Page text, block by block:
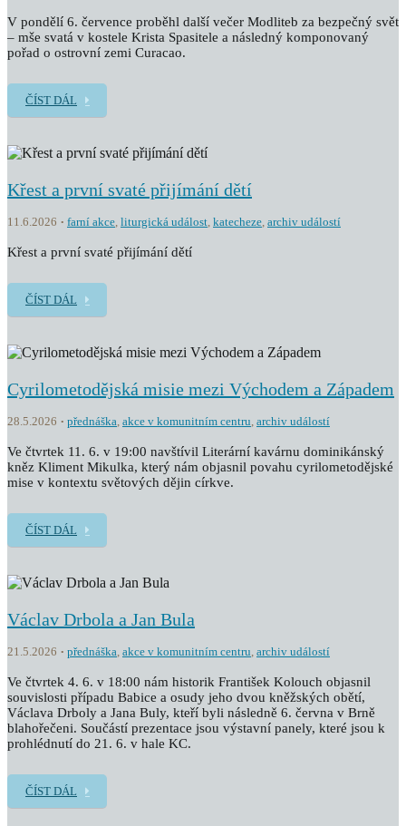
V pondělí 6. července proběhl další večer Modliteb za bezpečný svět
– mše svatá v kostele Krista Spasitele a následný komponovaný
pořad o ostrovní zemi Curacao.
ČÍST DÁL
Křest a první svaté přijímání dětí
11.6.2026 farní akce, liturgická událost, katecheze, archiv událostí
Křest a první svaté přijímání dětí
ČÍST DÁL
Cyrilometodějská misie mezi Východem a Západem
28.5.2026 přednáška, akce v komunitním centru, archiv událostí
Ve čtvrtek 11. 6. v 19:00 navštívil Literární kavárnu dominikánský
kněz Kliment Mikulka, který nám objasnil povahu cyrilometodějské
mise v kontextu světových dějin církve.
ČÍST DÁL
Václav Drbola a Jan Bula
21.5.2026 přednáška, akce v komunitním centru, archiv událostí
Ve čtvrtek 4. 6. v 18:00 nám historik František Kolouch objasnil
souvislosti případu Babice a osudy jeho dvou kněžských obětí,
Václava Drboly a Jana Buly, kteří byli následně 6. června v Brně
blahořečeni. Součástí prezentace jsou výstavní panely, které jsou k
prohlédnutí do 21. 6. v hale KC.
ČÍST DÁL